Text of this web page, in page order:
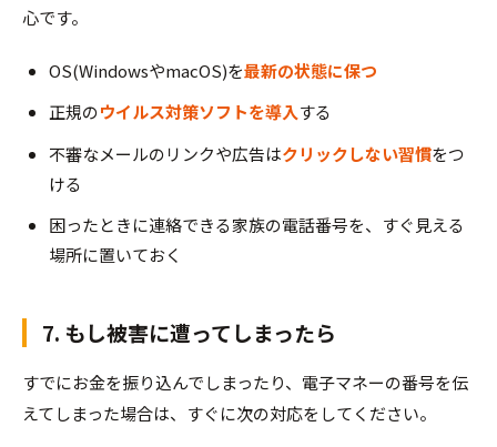
心です。
OS(WindowsやmacOS)を最新の状態に保つ
正規のウイルス対策ソフトを導入する
不審なメールのリンクや広告はクリックしない習慣をつ
ける
困ったときに連絡できる家族の電話番号を、すぐ見える
場所に置いておく
7. もし被害に遭ってしまったら
すでにお金を振り込んでしまったり、電子マネーの番号を伝
えてしまった場合は、すぐに次の対応をしてください。